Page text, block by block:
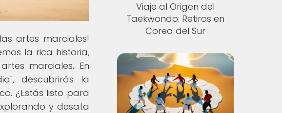
artes marciales!
la rica historia,
marciales. En
descubrirás la
¿Estás listo para
y desata
Viaje al Origen del
Taekwondo: Retiros en
Corea del Sur